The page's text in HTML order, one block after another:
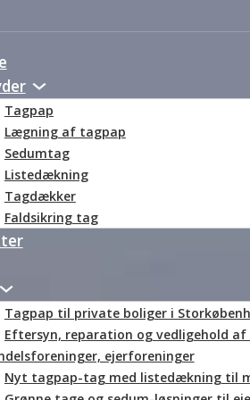
Tagpap
Lægning af tagpap
Sedumtag
Listedækning
Tagdækker
Faldsikring tag
Tagpap til private boliger i
Eftersyn, reparation og vedligehold
ejerforeninger
Nyt tagpap-tag med listedækning til